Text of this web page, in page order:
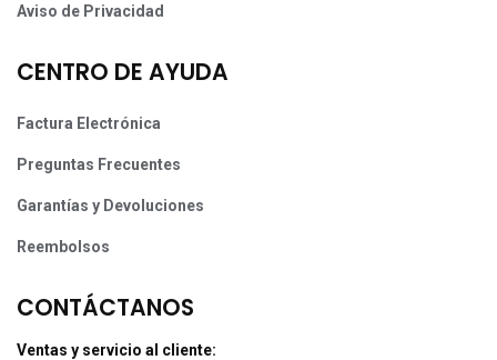
Aviso de Privacidad
CENTRO DE AYUDA
Factura Electrónica
Preguntas Frecuentes
Garantías y Devoluciones
Reembolsos
CONTÁCTANOS
Ventas y servicio al cliente: